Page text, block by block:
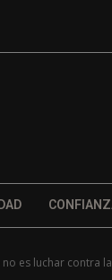
es luchar contra